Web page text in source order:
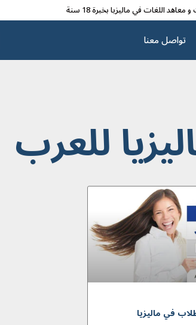
اللغات في مالیزیا بخبرة 18 سنة
تواصل معنا
للعرب
في ماليزيا